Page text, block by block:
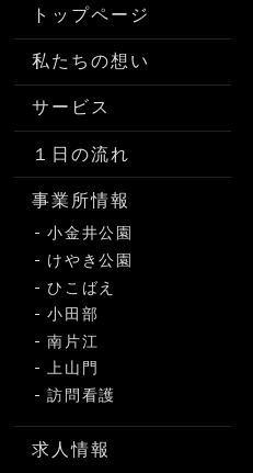
トップページ
私たちの想い
サービス
１日の流れ
事業所情報
小金井公園
けやき公園
ひこばえ
小田部
南片江
上山門
訪問看護
求人情報